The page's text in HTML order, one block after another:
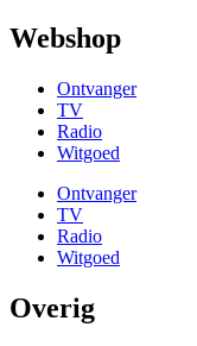
Webshop
Ontvanger
TV
Radio
Witgoed
Ontvanger
TV
Radio
Witgoed
Overig